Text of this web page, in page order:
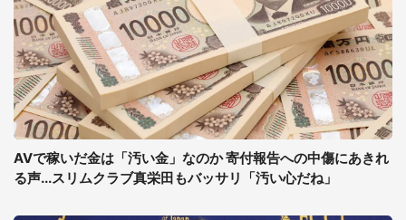
AVで稼いだ金は「汚い金」なのか 寄付報告への中傷にあきれ
る声...スリムクラブ真栄田もバッサリ「汚い心だね」